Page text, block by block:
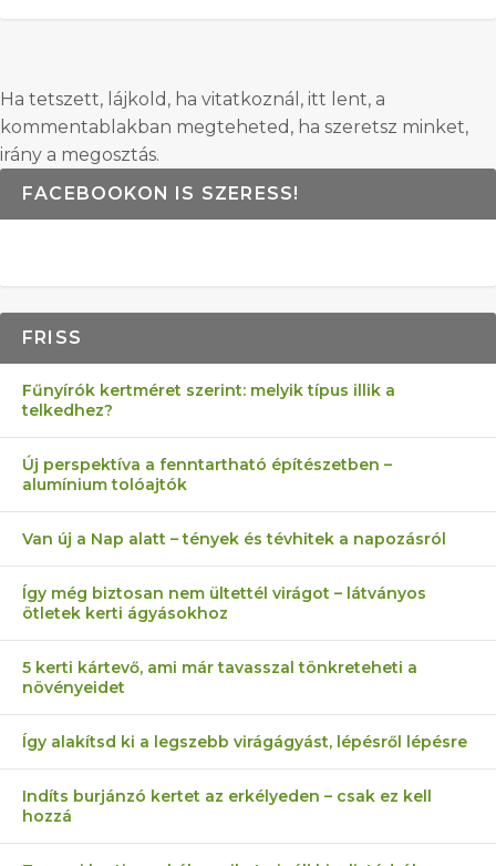
Ha tetszett, lájkold, ha vitatkoznál, itt lent, a
kommentablakban megteheted, ha szeretsz minket,
irány a megosztás.
FACEBOOKON IS SZERESS!
FRISS
Fűnyírók kertméret szerint: melyik típus illik a
telkedhez?
Új perspektíva a fenntartható építészetben –
alumínium tolóajtók
Van új a Nap alatt – tények és tévhitek a napozásról
Így még biztosan nem ültettél virágot – látványos
ötletek kerti ágyásokhoz
5 kerti kártevő, ami már tavasszal tönkreteheti a
növényeidet
Így alakítsd ki a legszebb virágágyást, lépésről lépésre
Indíts burjánzó kertet az erkélyeden – csak ez kell
hozzá